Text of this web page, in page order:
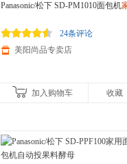
Panasonic/松下 SD-PM1010面包机
控智能搅拌
24条评论
美阳尚品专卖店
加入购物车 收藏